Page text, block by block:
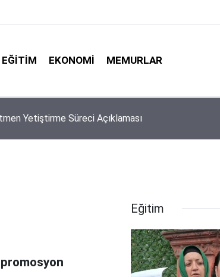
EĞITIM EKONOMI MEMURLAR
Başladı! İşte Başvuru Şartları
Eğitim